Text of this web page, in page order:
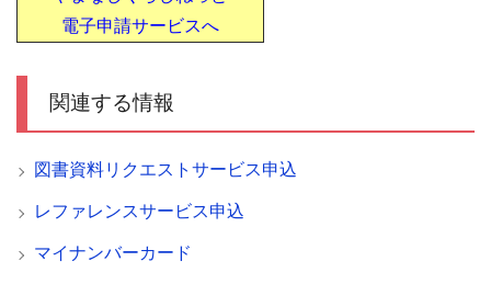
電子申請サービスへ
関連する情報
図書資料リクエストサービス申込
レファレンスサービス申込
マイナンバーカード